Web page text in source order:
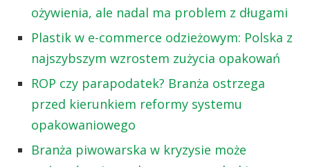
ożywienia, ale nadal ma problem z długami
Plastik w e-commerce odzieżowym: Polska z
najszybszym wzrostem zużycia opakowań
ROP czy parapodatek? Branża ostrzega
przed kierunkiem reformy systemu
opakowaniowego
Branża piwowarska w kryzysie może